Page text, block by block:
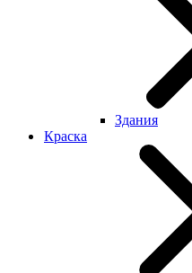
Здания
Краска